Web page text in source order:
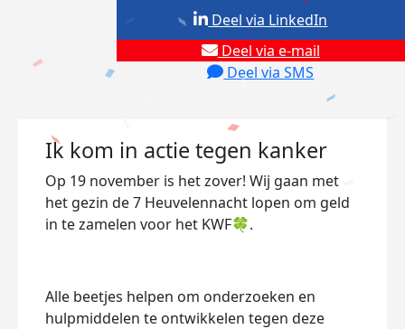
Deel via e-mail
Deel via SMS
Deel via LinkedIn
Ik kom in actie tegen kanker
Op 19 november is het zover! Wij gaan met
het gezin de 7 Heuvelennacht lopen om geld
in te zamelen voor het KWF🍀.
Alle beetjes helpen om onderzoeken en
hulpmiddelen te ontwikkelen tegen deze